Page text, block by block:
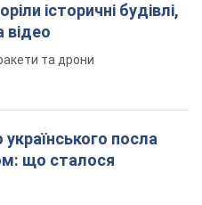
історичні будівлі,
відео
та дрони
посла
що сталося